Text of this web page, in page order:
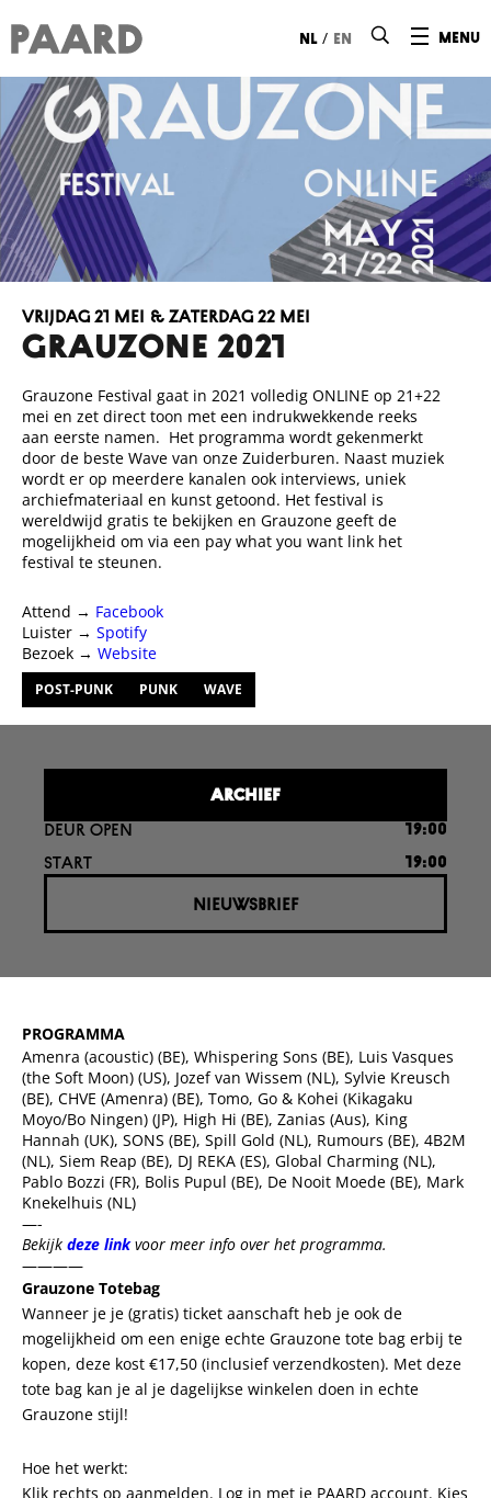
menu
nl / en
GRAUZONE 2021
vrijdag 21 mei & zaterdag 22 mei
Grauzone Festival gaat in 2021 volledig ONLINE op 21+22
mei en zet direct toon met een indrukwekkende reeks
aan eerste namen. Het programma wordt gekenmerkt
door de beste Wave van onze Zuiderburen. Naast muziek
wordt er op meerdere kanalen ook interviews, uniek
archiefmateriaal en kunst getoond. Het festival is
wereldwijd gratis te bekijken en Grauzone geeft de
mogelijkheid om via een pay what you want link het
festival te steunen.
Attend → Facebook
Luister → Spotify
Bezoek → Website
POST-PUNK PUNK WAVE
ARCHIEF
DEUR OPEN 19:00
START 19:00
NIEUWSBRIEF
PROGRAMMA
Amenra (acoustic) (BE), Whispering Sons (BE), Luis Vasques
(the Soft Moon) (US), Jozef van Wissem (NL), Sylvie Kreusch
(BE), CHVE (Amenra) (BE), Tomo, Go & Kohei (Kikagaku
Moyo/Bo Ningen) (JP), High Hi (BE), Zanias (Aus), King
Hannah (UK), SONS (BE), Spill Gold (NL), Rumours (BE), 4B2M
(NL), Siem Reap (BE), DJ REKA (ES), Global Charming (NL),
Pablo Bozzi (FR), Bolis Pupul (BE), De Nooit Moede (BE), Mark
Knekelhuis (NL)
—-
Bekijk deze linkvoor meer info over het programma.
————
Grauzone Totebag
Wanneer je je (gratis) ticket aanschaft heb je ook de
mogelijkheid om een enige echte Grauzone tote bag erbij te
kopen, deze kost €17,50 (inclusief verzendkosten). Met deze
tote bag kan je al je dagelijkse winkelen doen in echte
Grauzone stijl!
Hoe het werkt:
Klik rechts op aanmelden. Log in met je PAARD account. Kies